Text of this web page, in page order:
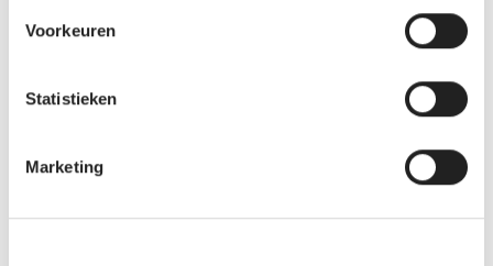
Voorkeuren
Statistieken
Marketing
afhankelijk van ervaring.
Een netto onkostenvergoeding van €100 per maand.
20 vakantiedagen.